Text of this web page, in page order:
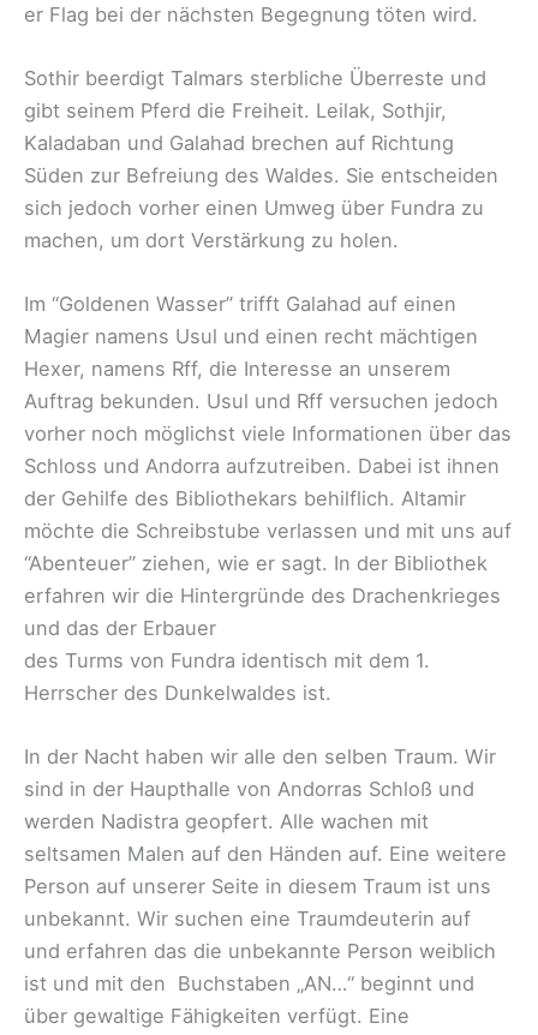
er Flag bei der nächsten Begegnung töten wird.
Sothir beerdigt Talmars sterbliche Überreste und
gibt seinem Pferd die Freiheit. Leilak, Sothjir,
Kaladaban und Galahad brechen auf Richtung
Süden zur Befreiung des Waldes. Sie entscheiden
sich jedoch vorher einen Umweg über Fundra zu
machen, um dort Verstärkung zu holen.
Im “Goldenen Wasser” trifft Galahad auf einen
Magier namens Usul und einen recht mächtigen
Hexer, namens Rff, die Interesse an unserem
Auftrag bekunden. Usul und Rff versuchen jedoch
vorher noch möglichst viele Informationen über das
Schloss und Andorra aufzutreiben. Dabei ist ihnen
der Gehilfe des Bibliothekars behilflich. Altamir
möchte die Schreibstube verlassen und mit uns auf
“Abenteuer” ziehen, wie er sagt. In der Bibliothek
erfahren wir die Hintergründe des Drachenkrieges
und das der Erbauer
des Turms von Fundra identisch mit dem 1.
Herrscher des Dunkelwaldes ist.
In der Nacht haben wir alle den selben Traum. Wir
sind in der Haupthalle von Andorras Schloß und
werden Nadistra geopfert. Alle wachen mit
seltsamen Malen auf den Händen auf. Eine weitere
Person auf unserer Seite in diesem Traum ist uns
unbekannt. Wir suchen eine Traumdeuterin auf
und erfahren das die unbekannte Person weiblich
ist und mit den Buchstaben „AN…“ beginnt und
über gewaltige Fähigkeiten verfügt. Eine